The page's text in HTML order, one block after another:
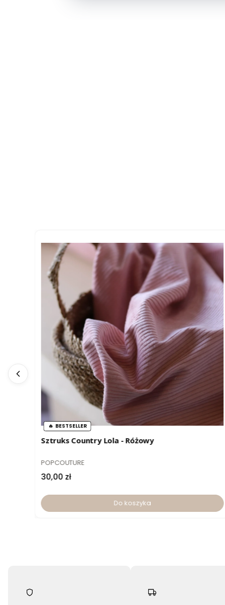
BESTSELLER
Sztruks Country Lola - Różowy
PRODUCENT
POPCOUTURE
Cena
30,00 zł
Do koszyka